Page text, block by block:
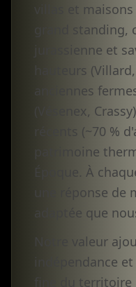
villas et
grand
jurassienne et
hauteurs
anciennes
(Vésenex,
récents (~70 %
patrimoine
Époque. À
une réponse
adaptée que
Notre valeur
indépendance
fine du